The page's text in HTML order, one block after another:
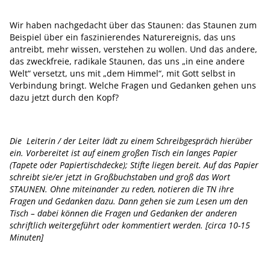
Wir haben nachgedacht über das Staunen: das Staunen zum
Beispiel über ein faszinierendes Naturereignis, das uns
antreibt, mehr wissen, verstehen zu wollen. Und das andere,
das zweckfreie, radikale Staunen, das uns „in eine andere
Welt“ versetzt, uns mit „dem Himmel“, mit Gott selbst in
Verbindung bringt. Welche Fragen und Gedanken gehen uns
dazu jetzt durch den Kopf?
Die Leiterin / der Leiter lädt zu einem Schreibgespräch hierüber
ein. Vorbereitet ist auf einem großen Tisch ein langes Papier
(Tapete oder Papiertischdecke); Stifte liegen bereit. Auf das Papier
schreibt sie/er jetzt in Großbuchstaben und groß das Wort
STAUNEN. Ohne miteinander zu reden, notieren die TN ihre
Fragen und Gedanken dazu. Dann gehen sie zum Lesen um den
Tisch – dabei können die Fragen und Gedanken der anderen
schriftlich weitergeführt oder kommentiert werden. [circa 10-15
Minuten]